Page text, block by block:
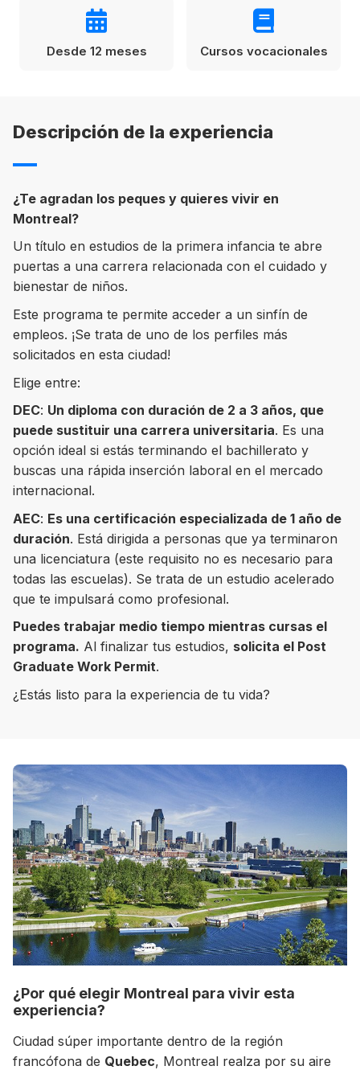
Australia permitirá la entrada de
vacunados contra el Covid-19
8 ciudades para tomar cursos de inglés
intensivo
Barbie Castoldi
América
Estados Unidos
México
VER TODOS LOS PAÍSES
Estudia un Bachelor de IT en Cork
Estudia Business en Auckland
+30 Summer English for Professionals en
Melbourne
Condiciones
ENVIAR
Desde 12 meses Cursos vocacionales
Descripción de la experiencia
¿Te agradan los peques y quieres vivir en
Montreal?
Un título en estudios de la primera infancia te abre
puertas a una carrera relacionada con el cuidado y
bienestar de niños.
Este programa te permite acceder a un sinfín de
empleos. ¡Se trata de uno de los perfiles más
solicitados en esta ciudad!
Elige entre:
DEC: Un diploma con duración de 2 a 3 años, que
puede sustituir una carrera universitaria. Es una
opción ideal si estás terminando el bachillerato y
buscas una rápida inserción laboral en el mercado
internacional.
AEC: Es una certificación especializada de 1 año de
duración. Está dirigida a personas que ya terminaron
una licenciatura (este requisito no es necesario para
todas las escuelas). Se trata de un estudio acelerado
que te impulsará como profesional.
Puedes trabajar medio tiempo mientras cursas el
programa. Al finalizar tus estudios, solicita el Post
Graduate Work Permit.
¿Estás listo para la experiencia de tu vida?
¿Por qué elegir Montreal para vivir esta
experiencia?
Ciudad súper importante dentro de la región
francófona de Quebec, Montreal realza por su aire